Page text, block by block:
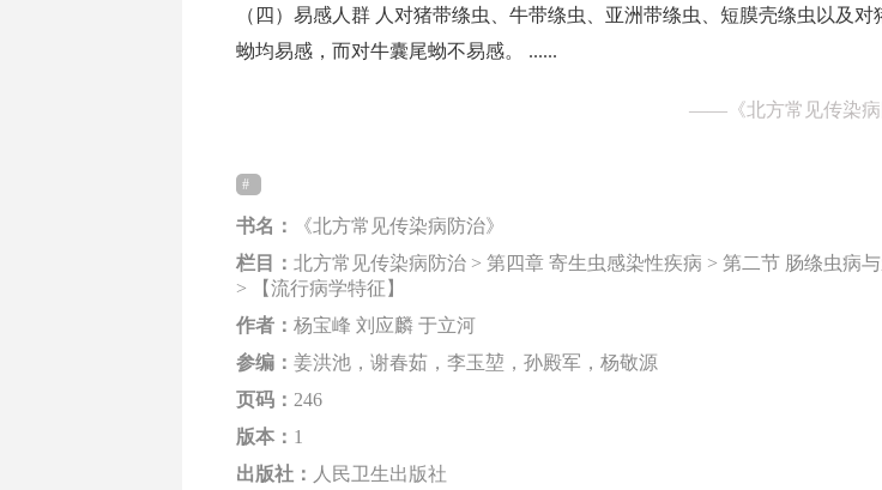
（四）易感人群 人对猪带绦虫、牛带绦虫、亚洲带绦虫、短膜壳绦虫以及对
蚴均易感，而对牛囊尾蚴不易感。 ......
—— 《北方常见传染病
书名：
《北方常见传染病防治》
栏目： 北方常见传染病防治 > 第四章 寄生虫感染性疾病 > 第二节 肠绦虫病
> 【流行病学特征】
作者： 杨宝峰 刘应麟 于立河
参编： 姜洪池，谢春茹，李玉堃，孙殿军，杨敬源
页码： 246
版本： 1
出版社： 人民卫生出版社